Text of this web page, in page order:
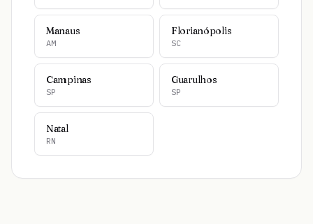
Manaus
AM
Florianópolis
SC
Campinas
SP
Guarulhos
SP
Natal
RN